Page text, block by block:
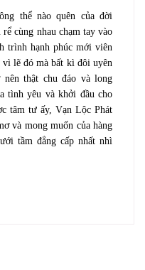
thể nào quên của đời
cùng nhau chạm tay vào
trình hạnh phúc mới viên
lẽ đó mà bất kì đôi uyên
thật chu đáo và long
tình yêu và khởi đầu cho
tâm tư ấy, Vạn Lộc Phát
và mong muốn của hàng
tầm đẳng cấp nhất nhì